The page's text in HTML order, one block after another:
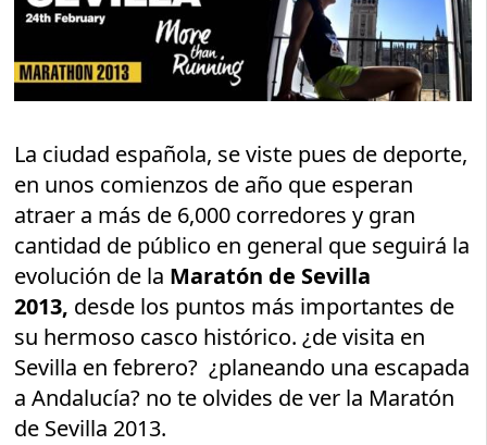
La ciudad española, se viste pues de deporte,
en unos comienzos de año que esperan
atraer a más de 6,000 corredores y gran
cantidad de público en general que seguirá la
evolución de la Maratón de Sevilla
2013, desde los puntos más importantes de
su hermoso casco histórico. ¿de visita en
Sevilla en febrero? ¿planeando una escapada
a Andalucía? no te olvides de ver la Maratón
de Sevilla 2013.